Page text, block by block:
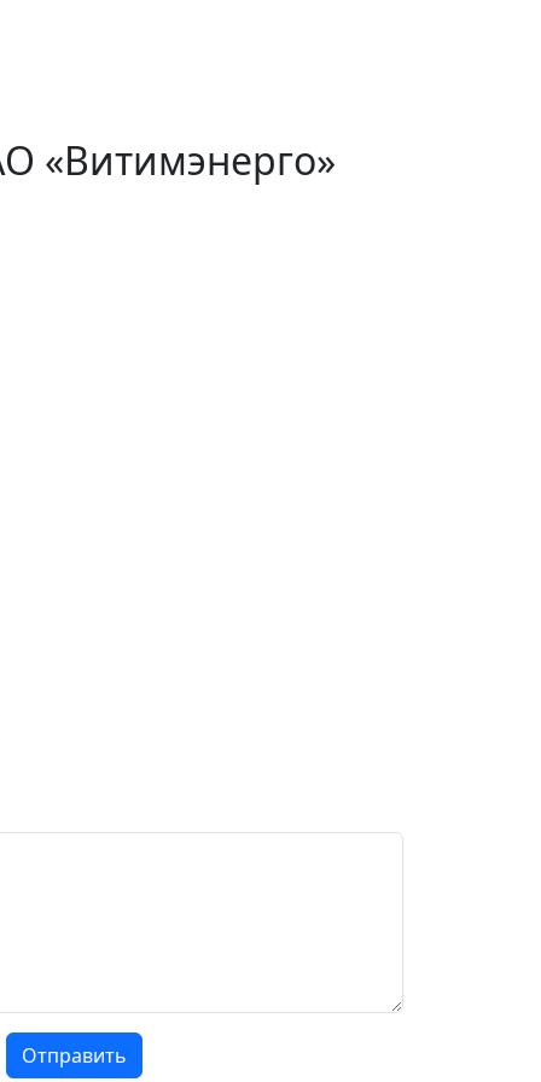
«Витимэнерго»
Отправить